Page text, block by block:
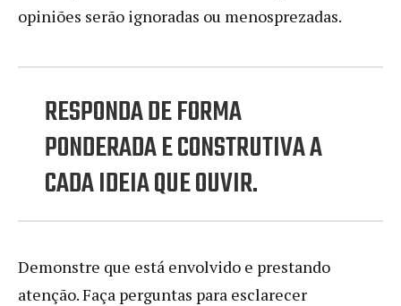
opiniões serão ignoradas ou menosprezadas.
RESPONDA DE FORMA
PONDERADA E CONSTRUTIVA A
CADA IDEIA QUE OUVIR.
Demonstre que está envolvido e prestando
atenção. Faça perguntas para esclarecer